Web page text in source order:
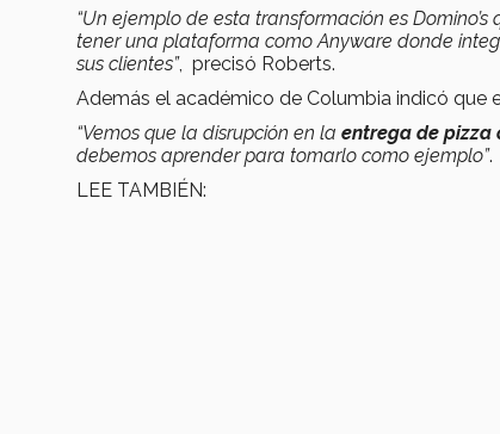
“Un ejemplo de esta transformación es
tener una plataforma como Anyware donde
sus clientes”, precisó Roberts.
Además el académico de Columbia indicó que
“Vemos que la disrupción en la entrega de pizza
debemos aprender para tomarlo como ejemplo”.
LEE TAMBIÉN: